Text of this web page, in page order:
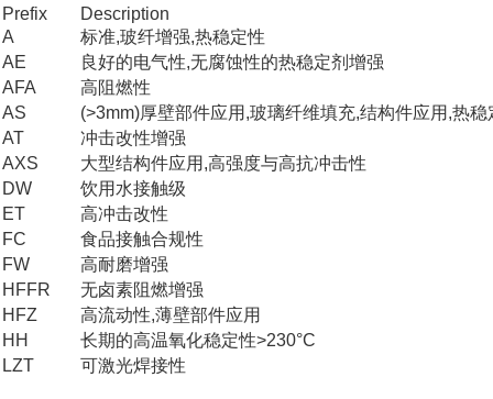
Prefix
Description
A
标准,玻纤增强,热稳定性
AE
良好的电气性,无腐蚀性的热稳定剂增强
AFA
高阻燃性
AS
(>3mm)厚壁部件应用,玻璃纤维填充,结构件应用,热稳
AT
冲击改性增强
AXS
大型结构件应用,高强度与高抗冲击性
DW
饮用水接触级
ET
高冲击改性
FC
食品接触合规性
FW
高耐磨增强
HFFR
无卤素阻燃增强
HFZ
高流动性,薄壁部件应用
HH
长期的高温氧化稳定性>230°C
LZT
可激光焊接性